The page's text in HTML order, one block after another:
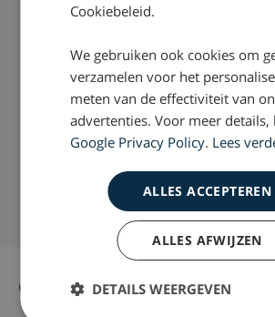
Doe de letselschadetest of
Doe de test
Gerelateerd nieuws
Cookiebeleid.
We gebruiken ook cookies om
verzamelen voor het
meten van de effectiviteit van
advertenties. Voor meer details,
Google Privacy Policy. Lees
ALLES ACCEPTEREN
ALLES AFWIJZEN
DETAILS WEERGEVEN